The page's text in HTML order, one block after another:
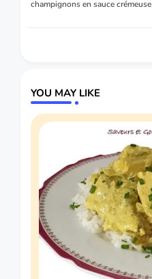
champignons en sauce crémeuse
YOU MAY LIKE